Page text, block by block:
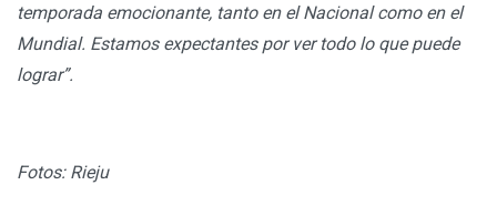
temporada emocionante, tanto en el Nacional como en el
Mundial. Estamos expectantes por ver todo lo que puede
lograr”.
Fotos: Rieju